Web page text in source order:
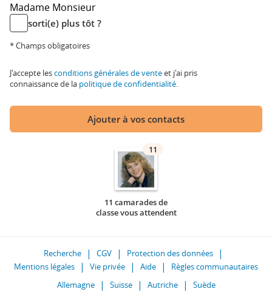
Madame Monsieur
sorti(e) plus tôt ?
* Champs obligatoires
J'accepte lesconditions générales de venteet j'ai pris
connaissance de la politique de confidentialité.
Ajouter à vos contacts
11
11 camarades de
classe vous attendent
Recherche CGV
Protection des données
Mentions légales
Vie privée Aide
Règles communautaires
Allemagne
Suisse Autriche Suède